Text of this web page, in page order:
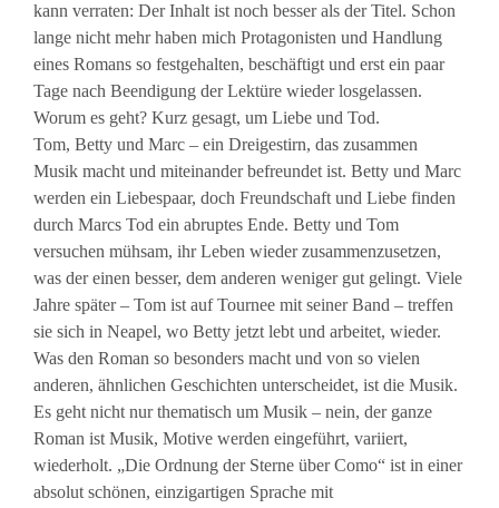
kann verraten: Der Inhalt ist noch besser als der Titel. Schon
lange nicht mehr haben mich Protagonisten und Handlung
eines Romans so festgehalten, beschäftigt und erst ein paar
Tage nach Beendigung der Lektüre wieder losgelassen.
Worum es geht? Kurz gesagt, um Liebe und Tod.
Tom, Betty und Marc – ein Dreigestirn, das zusammen
Musik macht und miteinander befreundet ist. Betty und Marc
werden ein Liebespaar, doch Freundschaft und Liebe finden
durch Marcs Tod ein abruptes Ende. Betty und Tom
versuchen mühsam, ihr Leben wieder zusammenzusetzen,
was der einen besser, dem anderen weniger gut gelingt. Viele
Jahre später – Tom ist auf Tournee mit seiner Band – treffen
sie sich in Neapel, wo Betty jetzt lebt und arbeitet, wieder.
Was den Roman so besonders macht und von so vielen
anderen, ähnlichen Geschichten unterscheidet, ist die Musik.
Es geht nicht nur thematisch um Musik – nein, der ganze
Roman ist Musik, Motive werden eingeführt, variiert,
wiederholt. „Die Ordnung der Sterne über Como“ ist in einer
absolut schönen, einzigartigen Sprache mit